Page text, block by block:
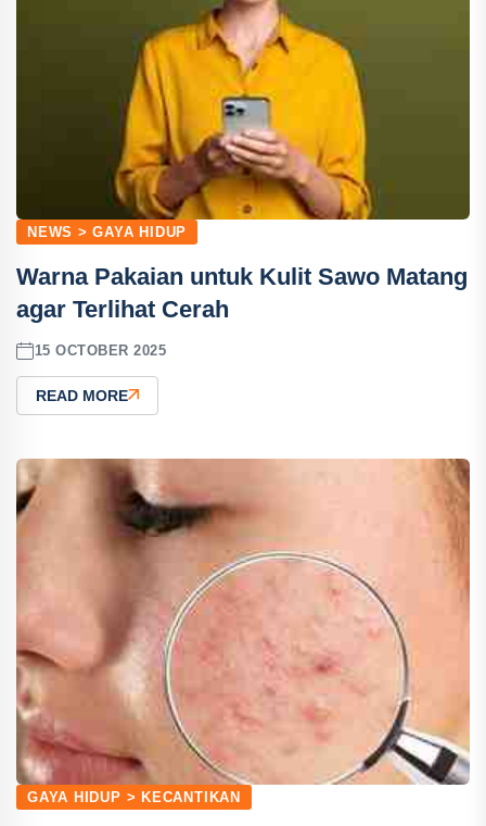
NEWS > GAYA HIDUP
Warna Pakaian untuk Kulit Sawo Matang
agar Terlihat Cerah
15 OCTOBER 2025
READ MORE
GAYA HIDUP > KECANTIKAN